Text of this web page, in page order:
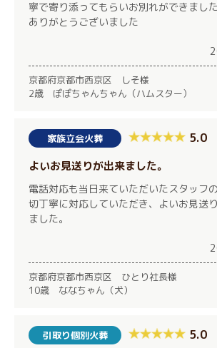
寧で寄り添ってもらいお別れができました
ありがとうございました
京都府京都市西京区 しそ様
2歳 ぽぽちゃんちゃん（ハムスター）
家族立会火葬 5.0
よいお見送りが出来ました。
電話対応も当日来ていただいたスタッフ
切丁寧に対応していただき、よいお見送
ました。
京都府京都市西京区 ひとり社長様
10歳 ななちゃん（犬）
引取り個別火葬 5.0